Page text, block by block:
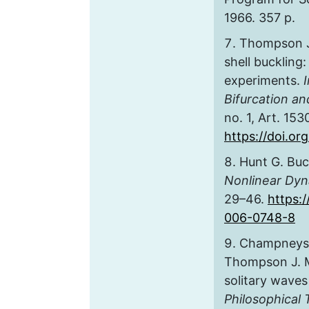
1966. 357 p.
Thompson
shell
experiments.
Bifurcation
no. 1, Art.
https://
Hunt G.
Nonlinear
29–46.
006-0748-8
Thompson J.
solitary
Philosophical